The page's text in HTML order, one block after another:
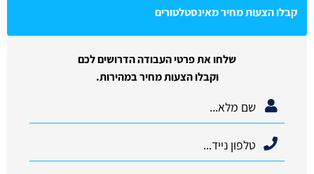
קבלו הצעות מחיר מאינסטלטורים
שלחו את פרטי העבודה הדרושים לכם
וקבלו הצעות מחיר במהירות.